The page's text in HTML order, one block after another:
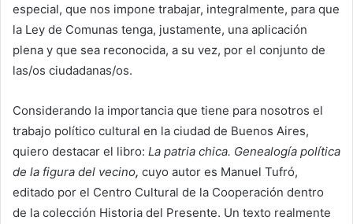
especial, que nos impone trabajar, integralmente, para que
la Ley de Comunas tenga, justamente, una aplicación
plena y que sea reconocida, a su vez, por el conjunto de
las/os ciudadanas/os.
Considerando la importancia que tiene para nosotros el
trabajo político cultural en la ciudad de Buenos Aires,
quiero destacar el libro: La patria chica. Genealogía política
de la figura del vecino, cuyo autor es Manuel Tufró,
editado por el Centro Cultural de la Cooperación dentro
de la colección Historia del Presente. Un texto realmente